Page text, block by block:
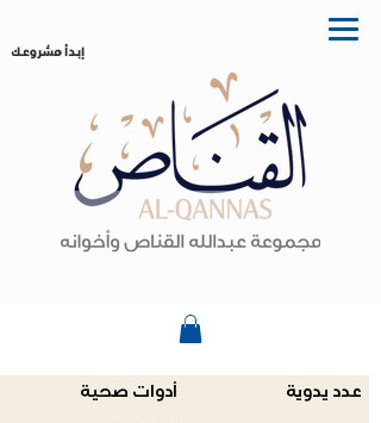
إبدأ مشروعك
أدوات صحية عدد يدوية